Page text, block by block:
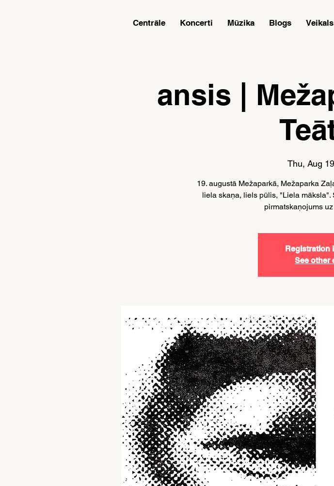
Centrāle Koncerti Mūzika Blogs Veikals
ansis |
Thu, Aug 19
19. augustā Mežaparkā, Mežaparka
liela skaņa, liels pūlis, "Liela
pirmatskaņojums
Registration
See other